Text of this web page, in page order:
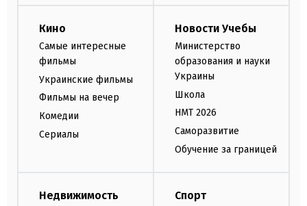
Кино
Самые интересные
фильмы
Украинские фильмы
Фильмы на вечер
Комедии
Сериалы
Новости Учебы
Министерство
образования и науки
Украины
Школа
НМТ 2026
Саморазвитие
Обучение за границей
Недвижимость Спорт